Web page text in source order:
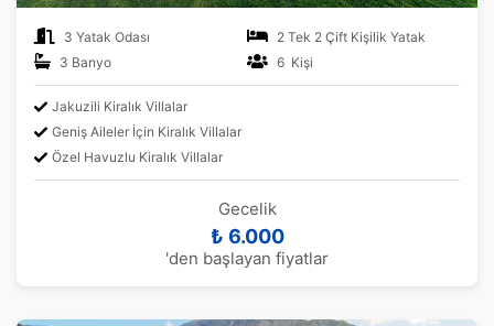
3 Yatak Odası
2 Tek 2 Çift Kişilik Yatak
3 Banyo
6 Kişi
Jakuzili Kiralık Villalar
Geniş Aileler İçin Kiralık Villalar
Özel Havuzlu Kiralık Villalar
Gecelik
₺ 6.000
'den başlayan fiyatlar